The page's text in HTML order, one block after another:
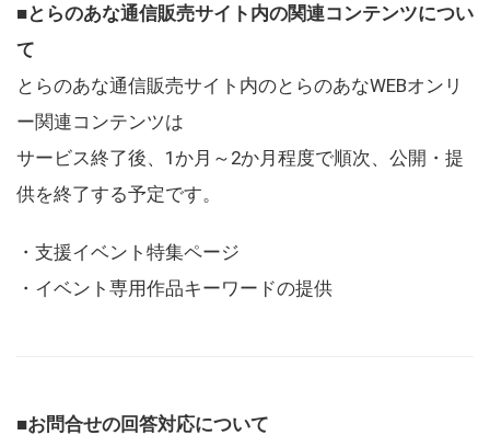
■とらのあな通信販売サイト内の関連コンテンツについ
て
とらのあな通信販売サイト内のとらのあなWEBオンリ
ー関連コンテンツは
サービス終了後、1か月～2か月程度で順次、公開・提
供を終了する予定です。
・支援イベント特集ページ
・イベント専用作品キーワードの提供
■お問合せの回答対応について